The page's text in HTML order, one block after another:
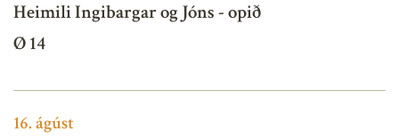
Heimili Ingibargar og Jóns - opið
Ø 14
16.ágúst